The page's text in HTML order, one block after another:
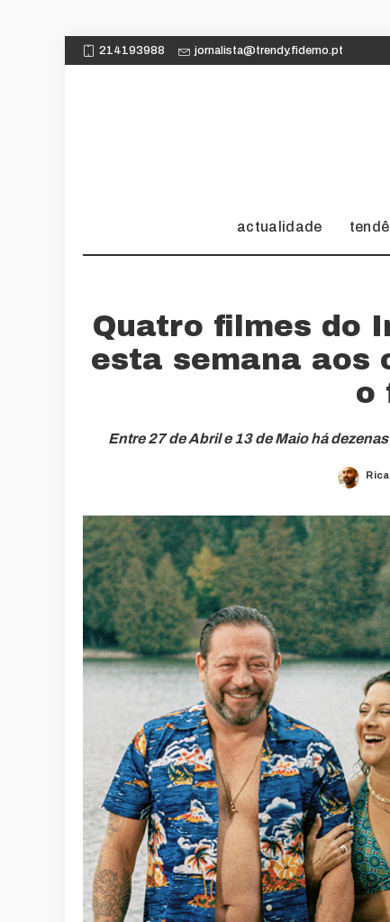
214193988 jornalista@trendy.fidemo.pt
actualidade
Quatro filmes do
esta semana aos
o
Entre 27 de Abril e 13 de Maio há